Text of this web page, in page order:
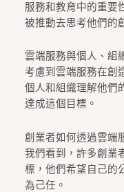
服務和教育中的重要
被推動去思考他們的
雲端服務與個人、組
考慮到雲端服務在創
個人和組織理解他們
達成這個目標。
創業者如何透過雲端
我們看到，許多創業
標，他們希望自己的
為己任。